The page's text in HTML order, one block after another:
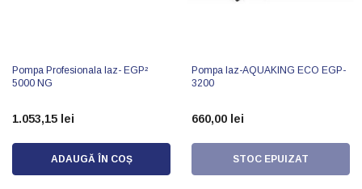
Pompa Profesionala Iaz- EGP²
5000 NG
1.053,15 lei
ADAUGĂ ÎN COȘ
Pompa Iaz-AQUAKING ECO EGP-
3200
660,00 lei
STOC EPUIZAT